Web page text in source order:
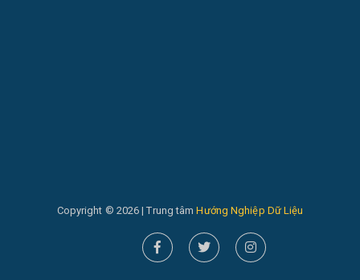
Copyright © 2026 | Trung tâmHướng Nghiệp Dữ Liệu